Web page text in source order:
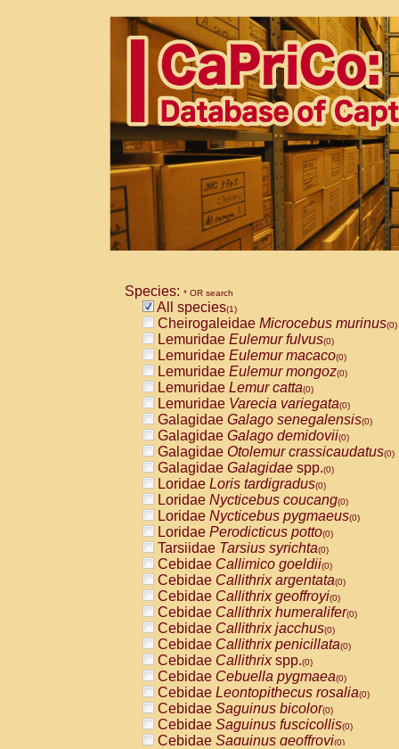
Species: * OR search
All species(1)
Cheirogaleidae Microcebus murinus(0)
Lemuridae Eulemur fulvus(0)
Lemuridae Eulemur macaco(0)
Lemuridae Eulemur mongoz(0)
Lemuridae Lemur catta(0)
Lemuridae Varecia variegata(0)
Galagidae Galago senegalensis(0)
Galagidae Galago demidovii(0)
Galagidae Otolemur crassicaudatus(0)
Galagidae Galagidae spp.(0)
Loridae Loris tardigradus(0)
Loridae Nycticebus coucang(0)
Loridae Nycticebus pygmaeus(0)
Loridae Perodicticus potto(0)
Tarsiidae Tarsius syrichta(0)
Cebidae Callimico goeldii(0)
Cebidae Callithrix argentata(0)
Cebidae Callithrix geoffroyi(0)
Cebidae Callithrix humeralifer(0)
Cebidae Callithrix jacchus(0)
Cebidae Callithrix penicillata(0)
Cebidae Callithrixspp.(0)
Cebidae Cebuella pygmaea(0)
Cebidae Leontopithecus rosalia(0)
Cebidae Saguinus bicolor(0)
Cebidae Saguinus fuscicollis(0)
Cebidae Saguinus geoffroyi(0)